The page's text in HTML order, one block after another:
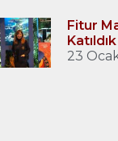
Fitur
Katıldık
23